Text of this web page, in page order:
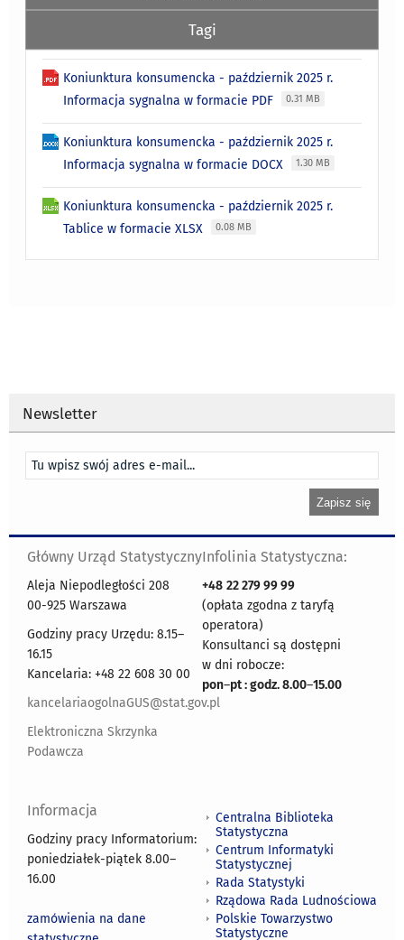
Tagi
Koniunktura konsumencka - październik 2025 r.
Informacja sygnalna w formacie PDF
0.31 MB
Koniunktura konsumencka - październik 2025 r.
Informacja sygnalna w formacie DOCX
1.30 MB
Koniunktura konsumencka - październik 2025 r.
Tablice w formacie XLSX
0.08 MB
Newsletter
Główny Urząd Statystyczny
Aleja Niepodległości 208
00-925 Warszawa
Godziny pracy Urzędu: 8.15–
16.15
Kancelaria: +48 22 608 30 00
kancelariaogolnaGUS@stat.gov.pl
Elektroniczna Skrzynka
Podawcza
Infolinia Statystyczna:
+48 22 279 99 99
(opłata zgodna z taryfą
operatora)
Konsultanci są dostępni
w dni robocze:
pon–pt : godz. 8.00–15.00
Informacja
Godziny pracy Informatorium:
poniedziałek-piątek 8.00–
16.00
zamówienia na dane
Centralna Biblioteka
Statystyczna
Centrum Informatyki
Statystycznej
Rada Statystyki
Rządowa Rada Ludnościowa
Polskie Towarzystwo
Statystyczne